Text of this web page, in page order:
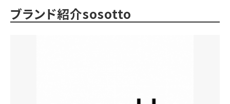
ブランド紹介sosotto